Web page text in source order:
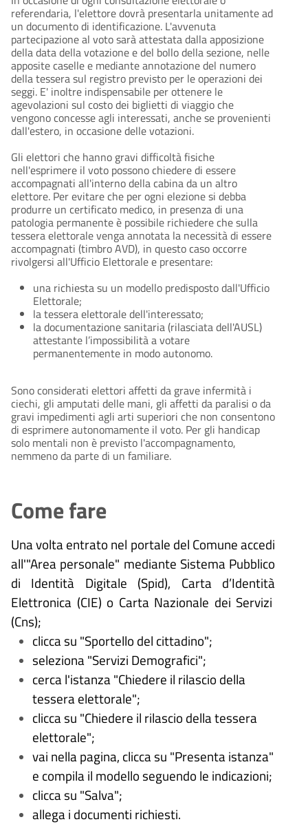
referendaria, l'elettore dovrà presentarla unitamente ad
un documento di identificazione. L'avvenuta
partecipazione al voto sarà attestata dalla apposizione
della data della votazione e del bollo della sezione, nelle
apposite caselle e mediante annotazione del numero
della tessera sul registro previsto per le operazioni dei
seggi. E' inoltre indispensabile per ottenere le
agevolazioni sul costo dei biglietti di viaggio che
vengono concesse agli interessati, anche se provenienti
dall'estero, in occasione delle votazioni.
Gli elettori che hanno gravi difficoltà fisiche
nell'esprimere il voto possono chiedere di essere
accompagnati all'interno della cabina da un altro
elettore. Per evitare che per ogni elezione si debba
produrre un certificato medico, in presenza di una
patologia permanente è possibile richiedere che sulla
tessera elettorale venga annotata la necessità di essere
accompagnati (timbro AVD), in questo caso occorre
rivolgersi all'Ufficio Elettorale e presentare:
una richiesta su un modello predisposto dall'Ufficio
Elettorale;
la tessera elettorale dell'interessato;
la documentazione sanitaria (rilasciata dell'AUSL)
attestante l’impossibilità a votare
permanentemente in modo autonomo.
Sono considerati elettori affetti da grave infermità i
ciechi, gli amputati delle mani, gli affetti da paralisi o da
gravi impedimenti agli arti superiori che non consentono
di esprimere autonomamente il voto. Per gli handicap
solo mentali non è previsto l'accompagnamento,
nemmeno da parte di un familiare.
Come fare
Una volta entrato nel portale del Comune accedi
all'"Area personale" mediante Sistema Pubblico
di Identità Digitale (Spid), Carta d’Identità
Elettronica (CIE) o Carta Nazionale dei Servizi
(Cns);
clicca su "Sportello del cittadino";
seleziona "Servizi Demografici";
cerca l'istanza "Chiedere il rilascio della
tessera elettorale";
clicca su "Chiedere il rilascio della tessera
elettorale";
vai nella pagina, clicca su "Presenta istanza"
e compila il modello seguendo le indicazioni;
clicca su "Salva";
allega i documenti richiesti.